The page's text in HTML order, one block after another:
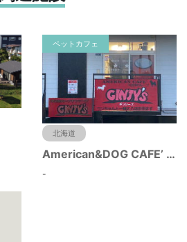
ペットカフェ
北海道
American&DOG CAFE’ GINJY’s
-